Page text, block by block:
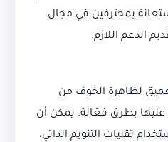
بمحترفين في مجال
الدعم اللازم.
لظاهرة الخوف من
عليها بطرق فعّالة. يمكن أن
تقنيات التنويم الذاتي،